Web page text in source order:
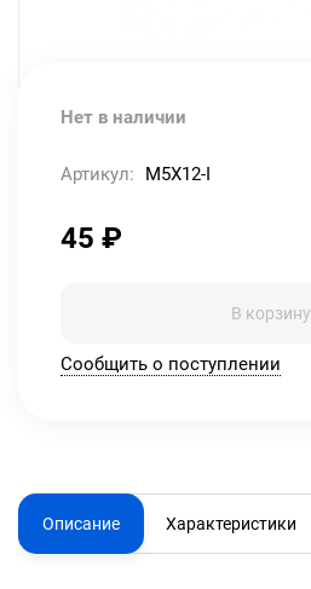
Нет в наличии
Артикул: M5X12-I
45 ₽
В корзину
Сообщить о поступлении
Описание Характеристики